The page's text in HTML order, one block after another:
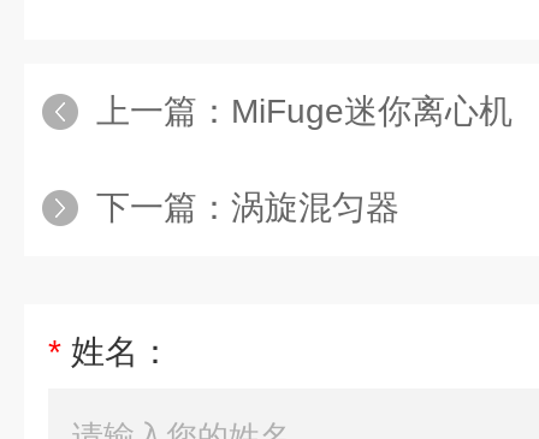
上一篇： MiFuge迷你离心机
下一篇： 涡旋混匀器
* 姓名：